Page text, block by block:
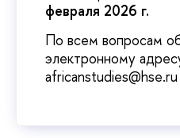
февраля 2026 г.
По всем вопросам
электронному
africanstudies@hse.ru